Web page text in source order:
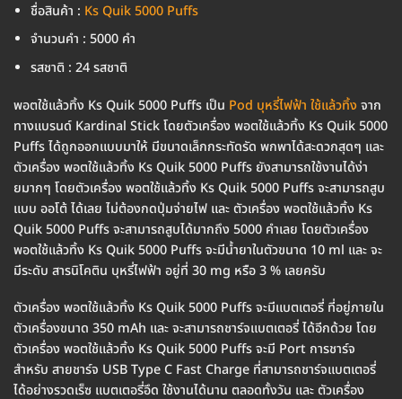
ชื่อสินค้า : Ks Quik 5000 Puffs
จำนวนคำ : 5000 คำ
รสชาติ : 24 รสชาติ
พอตใช้แล้วทิ้ง Ks Quik 5000 Puffs เป็น Pod บุหรี่ไฟฟ้า ใช้แล้วทิ้ง จาก
ทางแบรนด์ Kardinal Stick โดยตัวเครื่อง พอตใช้แล้วทิ้ง Ks Quik 5000
Puffs ได้ถูกออกแบบมาให้ มีขนาดเล็กกระทัดรัด พกพาได้สะดวกสุดๆ และ
ตัวเครื่อง พอตใช้แล้วทิ้ง Ks Quik 5000 Puffs ยังสามารถใช้งานได้ง่า
ยมากๆ โดยตัวเครื่อง พอตใช้แล้วทิ้ง Ks Quik 5000 Puffs จะสามารถสูบ
แบบ ออโต้ ได้เลย ไม่ต้องกดปุ่มจ่ายไฟ และ ตัวเครื่อง พอตใช้แล้วทิ้ง Ks
Quik 5000 Puffs จะสามารถสูบได้มากถึง 5000 คำเลย โดยตัวเครื่อง
พอตใช้แล้วทิ้ง Ks Quik 5000 Puffs จะมีน้ำยาในตัวขนาด 10 ml และ จะ
มีระดับ สารนิโคติน บุหรี่ไฟฟ้า อยู่ที่ 30 mg หรือ 3 % เลยครับ
ตัวเครื่อง พอตใช้แล้วทิ้ง Ks Quik 5000 Puffs จะมีแบตเตอรี่ ที่อยู่ภายใน
ตัวเครื่องขนาด 350 mAh และ จะสามารถชาร์จแบตเตอรี่ ได้อีกด้วย โดย
ตัวเครื่อง พอตใช้แล้วทิ้ง Ks Quik 5000 Puffs จะมี Port การชาร์จ
สำหรับ สายชาร์จ USB Type C Fast Charge ที่สามารถชาร์จแบตเตอรี่
ได้อย่างรวดเร็ซ แบตเตอรี่อึด ใช้งานได้นาน ตลอดทั้งวัน และ ตัวเครื่อง